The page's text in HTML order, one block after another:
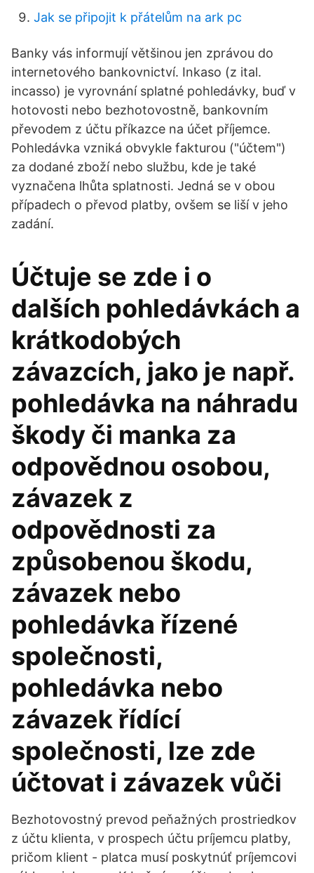
Jak se připojit k přátelům na ark pc
Banky vás informují většinou jen zprávou do
internetového bankovnictví. Inkaso (z ital.
incasso) je vyrovnání splatné pohledávky, buď v
hotovosti nebo bezhotovostně, bankovním
převodem z účtu příkazce na účet příjemce.
Pohledávka vzniká obvykle fakturou ("účtem")
za dodané zboží nebo službu, kde je také
vyznačena lhůta splatnosti. Jedná se v obou
případech o převod platby, ovšem se liší v jeho
zadání.
Účtuje se zde i o
dalších pohledávkách a
krátkodobých
závazcích, jako je např.
pohledávka na náhradu
škody či manka za
odpovědnou osobou,
závazek z
odpovědnosti za
způsobenou škodu,
závazek nebo
pohledávka řízené
společnosti,
pohledávka nebo
závazek řídící
společnosti, lze zde
účtovat i závazek vůči
Bezhotovostný prevod peňažných prostriedkov
z účtu klienta, v prospech účtu príjemcu platby,
pričom klient - platca musí poskytnúť príjemcovi